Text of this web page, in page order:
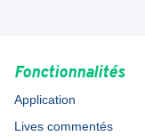
Fonctionnalités
Application
Lives commentés